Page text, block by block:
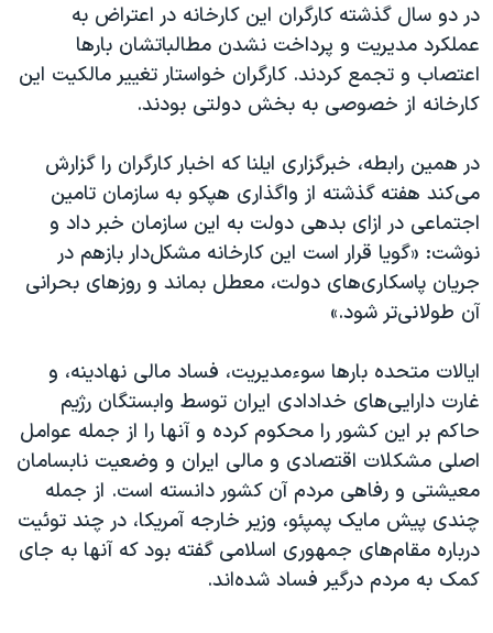
در دو سال گذشته کارگران این کارخانه در اعتراض به
عملکرد مدیریت و پرداخت نشدن مطالباتشان بارها
اعتصاب و تجمع کردند. کارگران خواستار تغییر مالکیت این
کارخانه از خصوصی به بخش دولتی بودند.
در همین رابطه، خبرگزاری ایلنا که اخبار کارگران را گزارش
می‌کند هفته گذشته از واگذاری هپکو به سازمان تامین
اجتماعی در ازای بدهی دولت به این سازمان خبر داد و
نوشت: «گویا قرار است این کارخانه مشکل‌دار بازهم در
جریان پاسکاری‌های دولت، معطل بماند و روزهای بحرانی
آن طولانی‌تر شود.»
ایالات متحده بارها سوءمدیریت، فساد مالی نهادینه، و
غارت دارایی‌های خدادادی ایران توسط وابستگان رژیم
حاکم بر این کشور را محکوم کرده و آنها را از جمله عوامل
اصلی مشکلات اقتصادی و مالی ایران و وضعیت نابسامان
معیشتی و رفاهی مردم آن کشور دانسته است. از جمله
چندی پیش مایک پمپئو، وزیر خارجه آمریکا، در چند توئیت
درباره مقام‌های جمهوری اسلامی گفته بود که آنها به جای
کمک به مردم درگیر فساد شده‌اند.